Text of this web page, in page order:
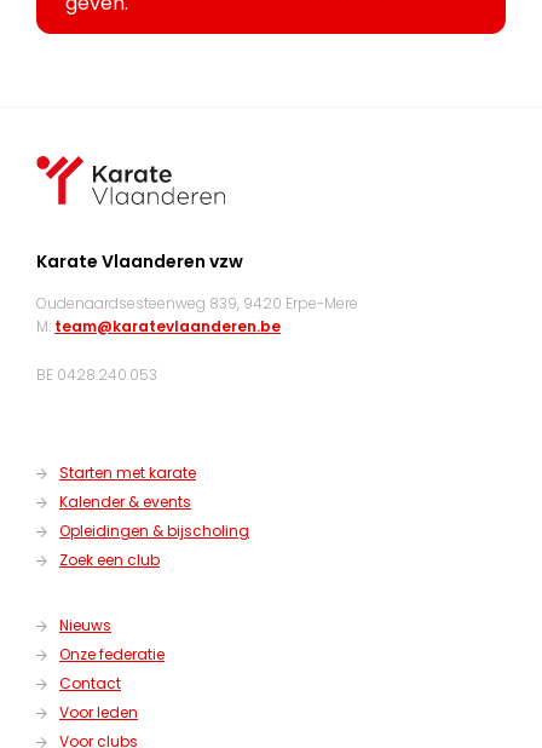
Karate Vlaanderen vzw
Oudenaardsesteenweg 839, 9420 Erpe-Mere
M: team@karatevlaanderen.be
BE 0428.240.053
Starten met karate
Kalender & events
Opleidingen & bijscholing
Zoek een club
Nieuws
Onze federatie
Contact
Voor leden
Voor clubs